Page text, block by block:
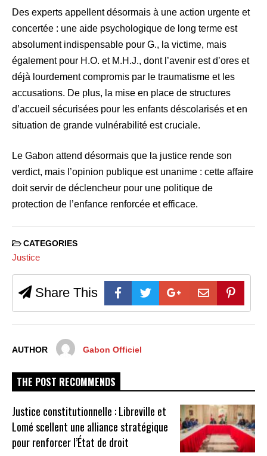
Des experts appellent désormais à une action urgente et
concertée : une aide psychologique de long terme est
absolument indispensable pour G., la victime, mais
également pour H.O. et M.H.J., dont l’avenir est d’ores et
déjà lourdement compromis par le traumatisme et les
accusations. De plus, la mise en place de structures
d’accueil sécurisées pour les enfants déscolarisés et en
situation de grande vulnérabilité est cruciale.
Le Gabon attend désormais que la justice rende son
verdict, mais l’opinion publique est unanime : cette affaire
doit servir de déclencheur pour une politique de
protection de l’enfance renforcée et efficace.
CATEGORIES
Justice
Share This
AUTHOR Gabon Officiel
THE POST RECOMMENDS
Justice constitutionnelle : Libreville et
Lomé scellent une alliance stratégique
pour renforcer l’État de droit